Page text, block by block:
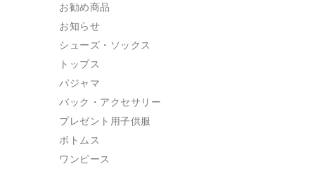
お勧め商品
お知らせ
シューズ・ソックス
トップス
パジャマ
バック・アクセサリー
プレゼント用子供服
ボトムス
ワンピース